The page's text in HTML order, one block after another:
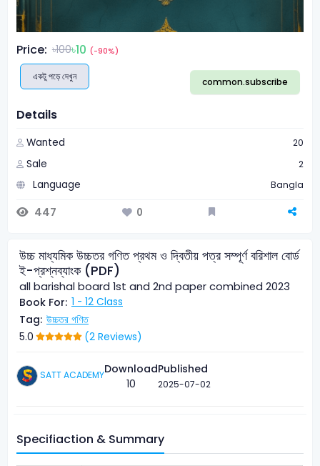
Price: ৳100৳10 (-90%)
একটু পড়ে দেখুন common.subscribe
Details
Wanted 20
Sale 2
Language Bangla
447 0
উচ্চ মাধ্যমিক উচ্চতর গণিত প্রথম ও দ্বিতীয় পত্র সম্পূর্ণ বরিশাল বোর্ড
ই-প্রশ্নব্যাংক (PDF)
all barishal board 1st and 2nd paper combined 2023
Book For: 1 - 12 Class
Tag: উচ্চতর গণিত
5.0 (2 Reviews)
SATT ACADEMYDownload
10
Published
2025-07-02
Specifiaction & Summary